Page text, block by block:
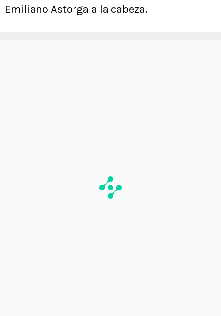
Emiliano Astorga a la cabeza.